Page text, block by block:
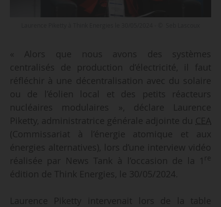
« Alors que nous avons des systèmes
centralisés de production d’électricité, il faut
réfléchir à une décentralisation avec du solaire
ou de l’éolien local et des petits réacteurs
nucléaires modulaires », déclare Laurence
Piketty, administratrice générale adjointe du CEA
(Commissariat à l’énergie atomique et aux
énergies alternatives), lors d’une interview vidéo
réalisée par News Tank à l’occasion de la 1
re
édition de Think Energies, le 30/05/2024.
Laurence Piketty intervenait lors de la table